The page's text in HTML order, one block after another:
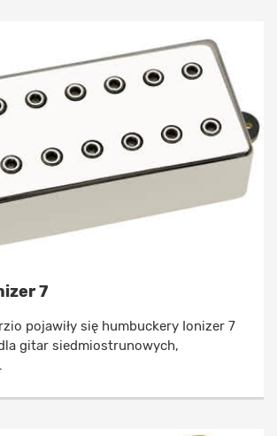
7
pojawiły się humbuckery Ionizer 7
gitar siedmiostrunowych,